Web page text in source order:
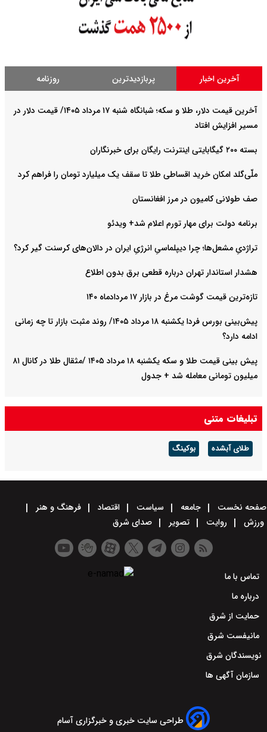
آخرین اخبار پربازدیدترین روزنامه
آخرین قیمت دلار، طلا و سکه؛ شبانگاه شنبه ۱۷ مرداد ۱۴۰۵/ قیمت دلار در
مسیر افزایش افتاد
بسته ۲۰۰ گیگابایتی اینترنت رایگان برای خبرنگاران
ملّی‌گلد امکان خرید اقساطی طلا تا سقف یک میلیارد تومان را فراهم کرد
صف طولانی کامیون در مرز افغانستان
برنامه دولت برای مهار تورم اعلام شد+ ویدئو
تراژدیِ مشعل‌ها؛ چرا دیپلماسیِ انرژیِ ایران در دالان‌های کرسنت گیر کرد؟
هشدار استاندار تهران درباره قطعی برق بدون اطلاع
تازه‌ترین قیمت گوشت مرغ در بازار ۱۷ مردادماه ۱۴۰
پیش‌بینی بورس فردا یکشنبه ۱۸ مرداد ۱۴۰۵/ روند مثبت بازار تا چه زمانی
ادامه دارد؟
پیش‌ بینی قیمت طلا و سکه یکشنبه ۱۸ مرداد ۱۴۰۵ /مثقال طلا در کانال ۸۱
میلیون تومانی معامله شد + جدول
تبلیغات متنی
طلای آبشده بوکینگ
صفحه نخست جامعه سیاست اقتصاد
فرهنگ و هنر
ورزش
روایت تصویر صدای شرق
تماس با ما
درباره ما
حمایت از شرق
مانیفست شرق
نویسندگان شرق
سازمان آگهی ها
طراحی سایت خبری و خبرگزاری آسام